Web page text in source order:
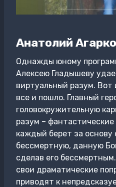
Анатолий
Однажды юному
Алексею Гладышеву
виртуальный разум.
все и пошло. Главный
головокружительную
разум –
каждый берет за основу
бессмертную, данную
сделав его
свои драматические
приводят к